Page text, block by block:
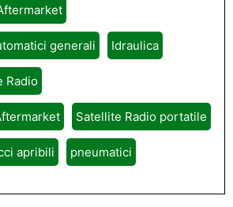
generali Idraulica
Radio
Satellite Radio portatile
apribili pneumatici